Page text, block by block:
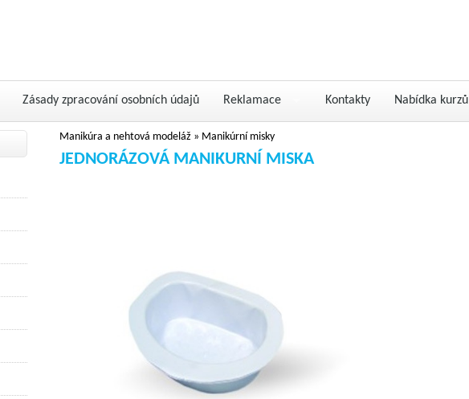
Zásady zpracování osobních údajů Reklamace Kontakty Nabídka kurzů
Manikúra a nehtová modeláž » Manikúrní misky
JEDNORÁZOVÁ MANIKURNÍ MISKA